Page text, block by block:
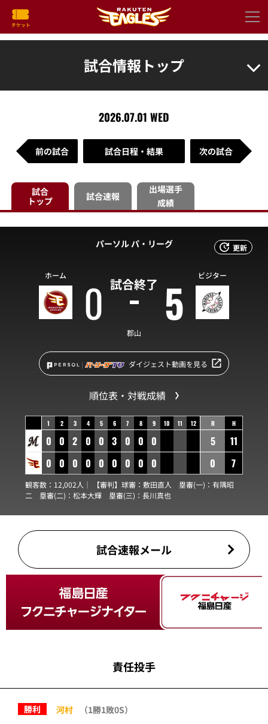
試合情報トップ
2026.07.01 WED
前の試合 試合日程・結果 次の試合
試合
トップ
試合速報
出場選手
成績
更新
パーソル パ・リーグ
試合終了
ホーム 0 5 ビジター
郡山
ダイジェスト動画を見る
順位表・対戦成績
1 2 3 4 5 6 7 8 9 10 11 12
0 0 2 0 0 3 0 0 0
0 0 0 0 0 0 0 0 0
R H
5
11
0
7
観客数：12,002人｜ 【審判】球審： 敷田直人 塁審(一)： 有隅昭
二 塁審(二)： 松本大輝 塁審(三)： 長川真也
試合速報メール
責任投手
勝利 河村
（1勝1敗0S）